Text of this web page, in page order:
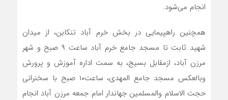
انجام می‌شود.
همچنین راهپیمایی در بخش خرم آباد تنکابن، از میدان
شهید ثابت تا مسجد جامع خرم آباد ساعت ۹ صبح و شهر
مرزن آباد، ازمقابل بسیج، به سمت اداره آموزش و پرورش
وبالعکس مسجد جامع المهدی، ساعت۱۰ صبح با سخنرانی
حجت الاسلام والمسلمین جهاندار امام جمعه مرزن آباد انجام‌